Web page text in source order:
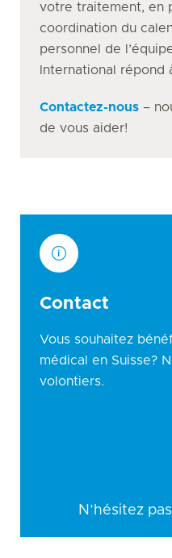
votre traitement, en
coordination du
personnel de
International répond
Contactez-nous –
de vous aider!
Contact
Vous souhaitez
médical en Suisse?
volontiers.
N’hésitez